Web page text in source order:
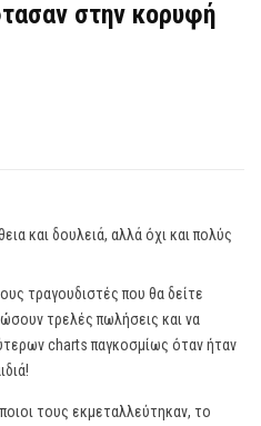
στην κορυφή
και δουλειά, αλλά όχι και πολύς
τραγουδιστές που θα δείτε
τρελές πωλήσεις και να
charts παγκοσμίως όταν ήταν
τους εκμεταλλεύτηκαν, το